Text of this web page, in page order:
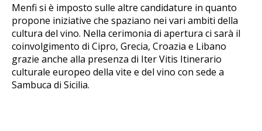
Menfi si è imposto sulle altre candidature in quanto
propone iniziative che spaziano nei vari ambiti della
cultura del vino. Nella cerimonia di apertura ci sarà il
coinvolgimento di Cipro, Grecia, Croazia e Libano
grazie anche alla presenza di Iter Vitis Itinerario
culturale europeo della vite e del vino con sede a
Sambuca di Sicilia.